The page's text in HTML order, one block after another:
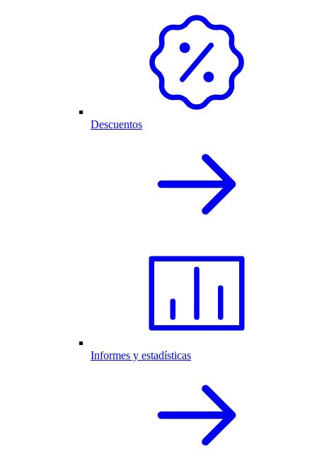
Descuentos
Informes y estadísticas